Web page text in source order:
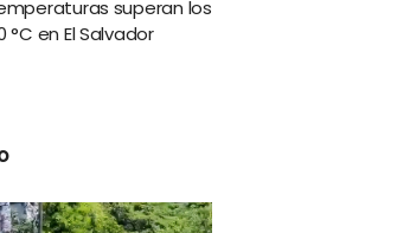
superan los
°C en El Salvador